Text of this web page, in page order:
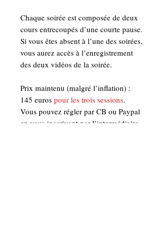
Chaque soirée est composée de deux
cours entrecoupés d’une courte pause.
Si vous êtes absent à l’une des soirées,
vous aurez accès à l’enregistrement
des deux vidéos de la soirée.
Prix maintenu (malgré l’inflation) :
145 euros pour les trois sessions.
Vous pouvez régler par CB ou Paypal
en vous inscrivant par l’intermédiaire